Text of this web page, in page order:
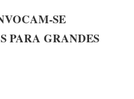
SE
PARA GRANDES